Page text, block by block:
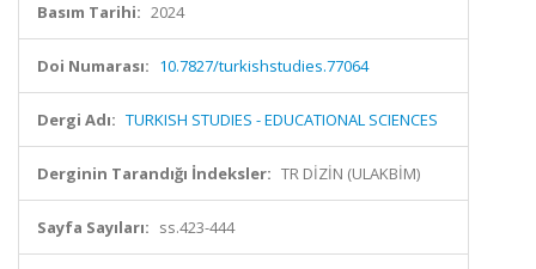
Basım Tarihi: 2024
Doi Numarası: 10.7827/turkishstudies.77064
Dergi Adı: TURKISH STUDIES - EDUCATIONAL SCIENCES
Derginin Tarandığı İndeksler: TR DİZİN (ULAKBİM)
Sayfa Sayıları: ss.423-444